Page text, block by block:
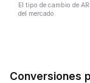
El tipo de cambio de
del mercado.
Conversiones